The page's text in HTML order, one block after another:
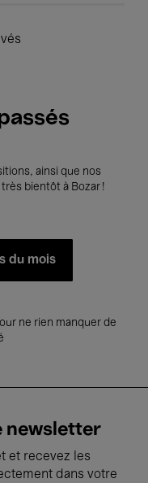
ainsi que nos
bientôt à Bozar !
du mois
ne rien manquer de
newsletter
et recevez les
dans votre